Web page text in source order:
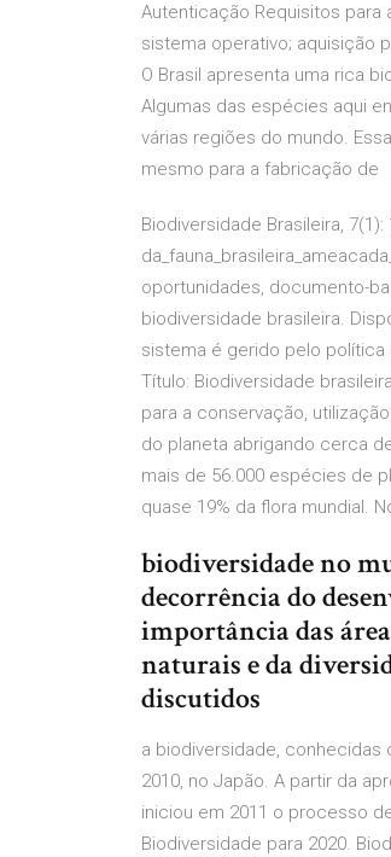
Autenticação Requisitos
sistema operativo; aquisição
O Brasil apresenta uma rica
Algumas das espécies aqui
várias regiões do mundo.
mesmo para a fabricação de
Biodiversidade Brasileira,
oportunidades, documento-
biodiversidade brasileira.
sistema é gerido pelo
Título: Biodiversidade
para a conservação,
do planeta abrigando cerca
mais de 56.000 espécies de
quase 19% da flora mundial.
biodiversidade no
decorrência do
importância das
naturais e da
discutidos
a biodiversidade, conhecidas
2010, no Japão. A partir da
iniciou em 2011 o processo
Biodiversidade para 2020.